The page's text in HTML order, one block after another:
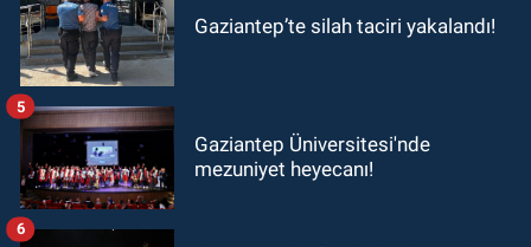
Gaziantep’te silah taciri yakalandı!
Gaziantep Üniversitesi'nde
mezuniyet heyecanı!
5
6